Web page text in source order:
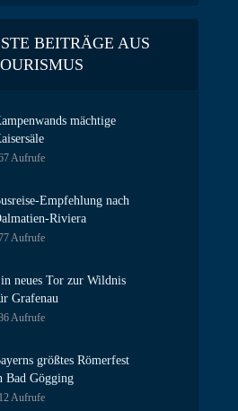
BEITRÄGE AUS
mächtige
Aufrufe
Empfehlung nach
Riviera
Aufrufe
neues Tor zur Wildnis
Grafenau
Aufrufe
größtes Römerfest
Bad Gögging
Aufrufe